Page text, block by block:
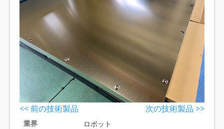
<< 前の技術製品 次の技術製品 >>
業界 ロボット